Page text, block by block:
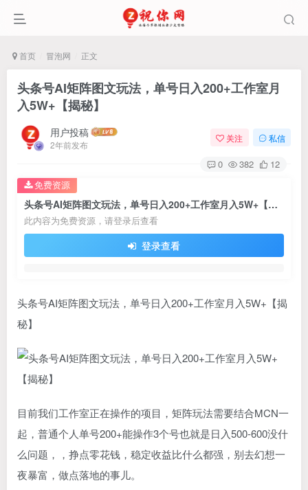
首页 冒泡网 正文
头条号AI矩阵图文玩法，单号日入200+工作室月
入5W+【揭秘】
用户投稿
2年前发布
关注 私信
0 382 12
头条号AI矩阵图文玩法，单号日入200+工作室月入5W+【揭秘】
此内容为免费资源，请登录后查看
登录查看
免费资源
头条号AI矩阵图文玩法，单号日入200+工作室月入5W+【揭
秘】
目前我们工作室正在操作的项目，矩阵玩法需要结合MCN一
起，普通个人单号200+能操作3个号也就是日入500-600没什
么问题，，挣点零花钱，稳定收益比什么都强，别去幻想一
夜暴富，做点落地的事儿。